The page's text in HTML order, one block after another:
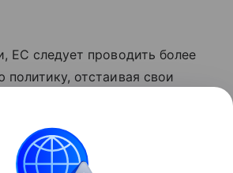
ЕС следует проводить более
политику, отстаивая свои
мы будем продолжать
же, то не сможем потом